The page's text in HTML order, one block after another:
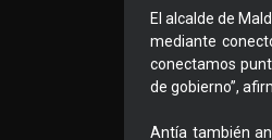
El alcalde de
mediante
conectamos
de gobierno”,
Antía también